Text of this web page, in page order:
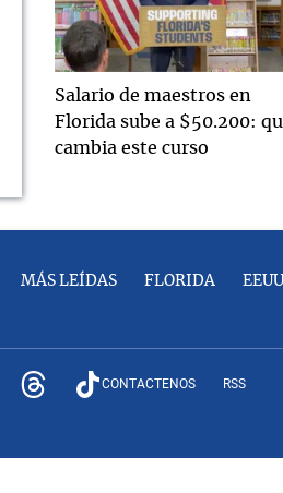
Salario de maestros en
Florida sube a $50.200:
cambia este curso
MÁS LEÍDAS FLORIDA EEUU
CONTACTENOS RSS